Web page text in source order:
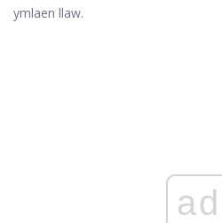
ymlaen llaw.
ad